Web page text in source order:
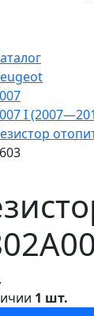
I
1 шт.